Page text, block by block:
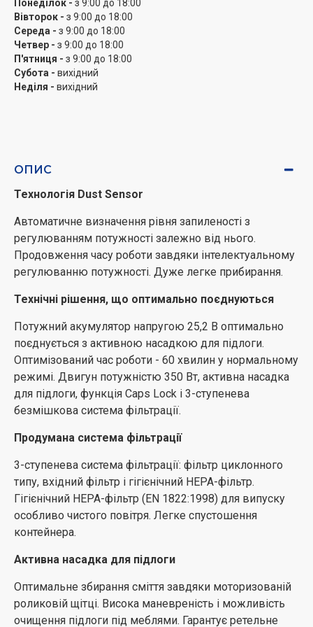
2-ступеневе регулювання потужності
Достатній час роботи для прибирання у великій
квартирі. Можливість увімкнення режиму Boost.
Настінний тримач із можливістю заряду
Інтуїтивно зрозумілі повідомлення та індикація
заряду
Видача повідомлень про режими роботи та
несправності за допомогою наочного світлодіодного
індикатора. Наочний індикатор стану заряду.
Понеділок - з 9:00 до 18:00
Вівторок - з 9:00 до 18:00
Середа - з 9:00 до 18:00
Четвер - з 9:00 до 18:00
П'ятниця - з 9:00 до 18:00
Субота - вихідний
Неділя - вихідний
ОПИС
Технологія Dust Sensor
Автоматичне визначення рівня запиленості з
регулюванням потужності залежно від нього.
Продовження часу роботи завдяки інтелектуальному
регулюванню потужності. Дуже легке прибирання.
Технічні рішення, що оптимально поєднуються
Потужний акумулятор напругою 25,2 В оптимально
поєднується з активною насадкою для підлоги.
Оптимізований час роботи - 60 хвилин у нормальному
режимі. Двигун потужністю 350 Вт, активна насадка
для підлоги, функція Caps Lock і 3-ступенева
безмішкова система фільтрації.
Продумана система фільтрації
3-ступенева система фільтрації: фільтр циклонного
типу, вхідний фільтр і гігієнічний HEPA-фільтр.
Гігієнічний HEPA-фільтр (EN 1822:1998) для випуску
особливо чистого повітря. Легке спустошення
контейнера.
Активна насадка для підлоги
Оптимальне збирання сміття завдяки моторизованій
роликовій щітці. Висока маневреність і можливість
очищення підлоги під меблями. Гарантує ретельне